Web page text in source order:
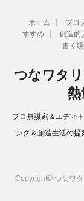
ホーム ブロ
すすめ
創造的
書く
つなワタ
熱
プロ無謀家＆エディ
ング＆創造生活の
Copyright© つなワ